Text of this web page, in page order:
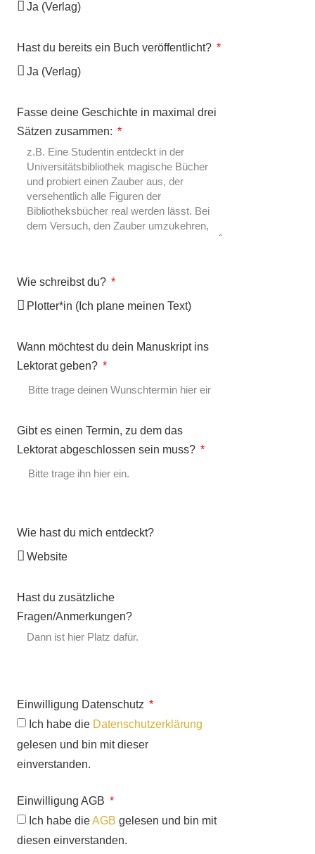
Hast du bereits ein Buch veröffentlicht?
Fasse deine Geschichte in maximal drei
Sätzen zusammen:
Wie schreibst du?
Wann möchtest du dein Manuskript ins
Lektorat geben?
Gibt es einen Termin, zu dem das
Lektorat abgeschlossen sein muss?
Wie hast du mich entdeckt?
Hast du zusätzliche
Fragen/Anmerkungen?
Einwilligung Datenschutz
Ich habe die Datenschutzerklärung
gelesen und bin mit dieser
einverstanden.
Einwilligung AGB
Ich habe dieAGB gelesen und bin mit
diesen einverstanden.